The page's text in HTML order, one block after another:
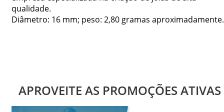
qualidade.
Diâmetro: 16 mm; peso: 2,80 gramas aproximadamente.
APROVEITE AS PROMOÇÕES ATIVAS